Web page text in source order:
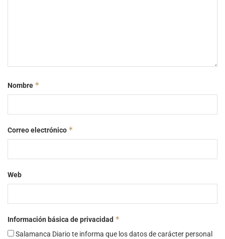
Nombre *
Correo electrónico *
Web
Información básica de privacidad *
Salamanca Diario te informa que los datos de carácter personal